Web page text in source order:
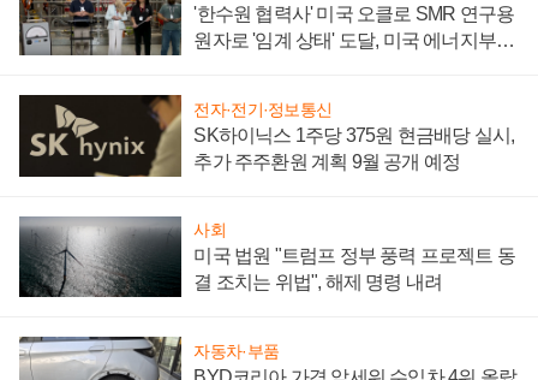
'한수원 협력사' 미국 오클로 SMR 연구용
원자로 '임계 상태' 도달, 미국 에너지부
전자·전기·정보통신
SK하이닉스 1주당 375원 현금배당 실시,
추가 주주환원 계획 9월 공개 예정
사회
미국 법원 "트럼프 정부 풍력 프로젝트 동
결 조치는 위법", 해제 명령 내려
자동차·부품